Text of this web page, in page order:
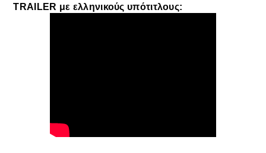
TRAILER με ελληνικούς υπότιτλους: